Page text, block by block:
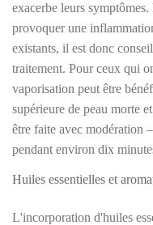
exacerbe leurs
provoquer une
existants, il est donc
traitement. Pour ceux qui
vaporisation peut être
supérieure de peau morte
être faite avec modération
pendant environ dix
Huiles essentielles et
L'incorporation d'huiles